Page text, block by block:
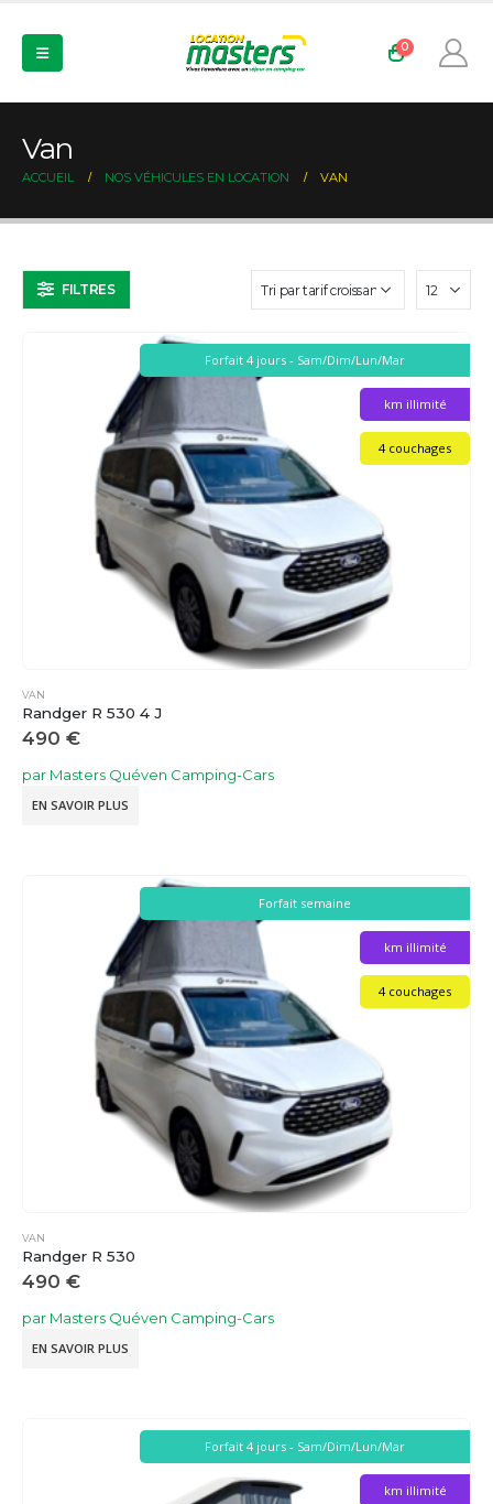
0
Van
ACCUEIL NOS VÉHICULES EN LOCATION VAN
FILTRES
4 couchages
Forfait 4 jours - Sam/Dim/Lun/Mar
km illimité
VAN
Randger R 530 4 J
490 €
par Masters Quéven Camping-Cars
EN SAVOIR PLUS
Forfait semaine
4 couchages
km illimité
VAN
Randger R 530
490 €
par Masters Quéven Camping-Cars
EN SAVOIR PLUS
Forfait 4 jours - Sam/Dim/Lun/Mar
km illimité